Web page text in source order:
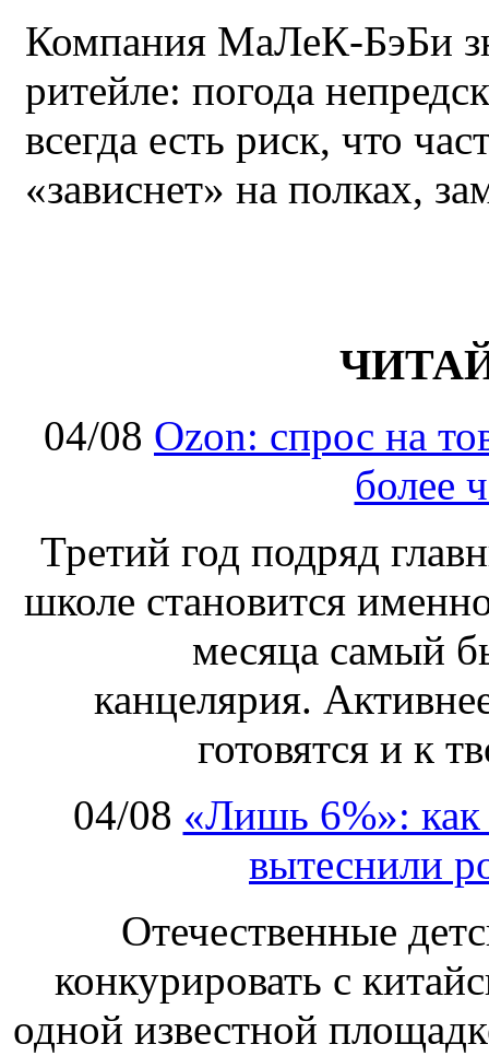
Компания МаЛеК-БэБи
ритейле: погода
всегда есть риск, что
«зависнет» на полках,
04/08 Ozon: спрос на
более
Третий год подряд
школе становится
месяца самый
канцелярия.
готовятся и к
04/08 «Лишь 6%»: как
вытеснили
Отечественные
конкурировать с
одной известной